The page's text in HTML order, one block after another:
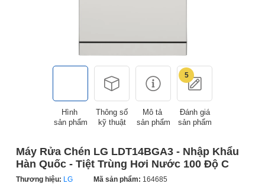
Hình
sản phẩm
Thông số
kỹ thuật
Mô tả
sản phẩm
5
Đánh giá
sản phẩm
Máy Rửa Chén LG LDT14BGA3 - Nhập Khẩu
Hàn Quốc - Tiệt Trùng Hơi Nước 100 Độ C
Thương hiệu: LG Mã sản phẩm: 164685